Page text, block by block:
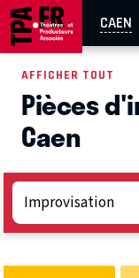
CAEN
AIX-MARSEILLE
EN TOURNÉE
AFFICHER TOUT
Pièces
Caen